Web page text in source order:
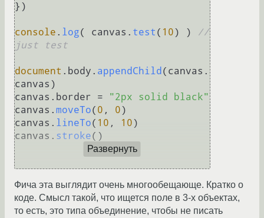
})
console . log( canvas. test ( 10) )
//
just test
document . body . appendChild (canvas.
canvas )
canvas. border =
"2px solid black"
canvas. moveTo( 0 , 0)
canvas. lineTo( 10 , 10)
canvas. stroke()
Развернуть
Фича эта выглядит очень многообещающе. Кратко о
коде. Смысл такой, что ищется поле в 3-х объектах,
то есть, это типа объединение, чтобы не писать